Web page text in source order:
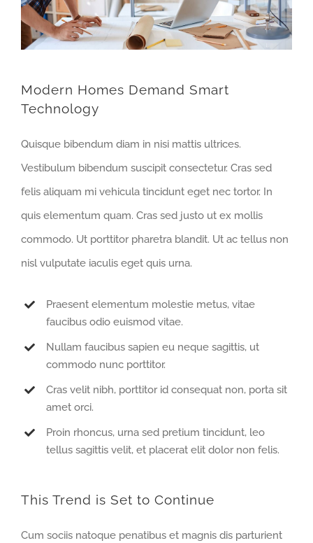
Modern Homes Demand Smart
Technology
Quisque bibendum diam in nisi mattis ultrices.
Vestibulum bibendum suscipit consectetur. Cras sed
felis aliquam mi vehicula tincidunt eget nec tortor. In
quis elementum quam. Cras sed justo ut ex mollis
commodo. Ut porttitor pharetra blandit. Ut ac tellus non
nisl vulputate iaculis eget quis urna.
Praesent elementum molestie metus, vitae
faucibus odio euismod vitae.
Nullam faucibus sapien eu neque sagittis, ut
commodo nunc porttitor.
Cras velit nibh, porttitor id consequat non, porta sit
amet orci.
Proin rhoncus, urna sed pretium tincidunt, leo
tellus sagittis velit, et placerat elit dolor non felis.
This Trend is Set to Continue
Cum sociis natoque penatibus et magnis dis parturient